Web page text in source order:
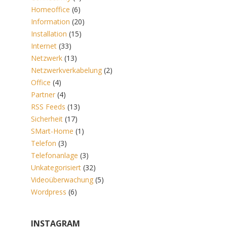
Homeoffice (6)
Information (20)
Installation (15)
Internet(33)
Netzwerk(13)
Netzwerkverkabelung(2)
Office (4)
Partner(4)
RSS Feeds (13)
Sicherheit(17)
SMart-Home (1)
Telefon (3)
Telefonanlage (3)
Unkategorisiert(32)
Videoüberwachung(5)
Wordpress (6)
INSTAGRAM